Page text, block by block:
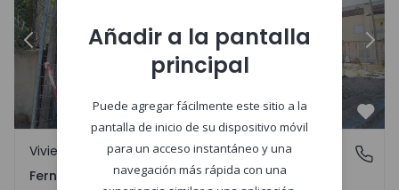
Anterior
Fernão Ferro, Setúbal
Vivienda Pareada
Fernão Ferro, Setúbal
Añadir a la pantalla
principal
Puede agregar fácilmente este sitio a la
pantalla de inicio de su dispositivo móvil
para un acceso instantáneo y una
navegación más rápida con una